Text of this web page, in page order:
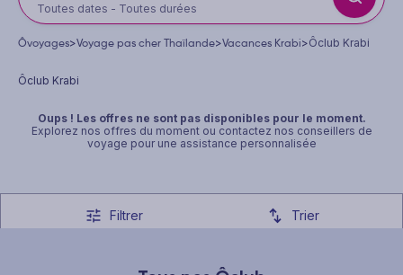
Toutes dates - Toutes durées
Ôvoyages>Voyage pas cher Thaïlande>Vacances Krabi>Ôclub Krabi
Ôclub Krabi
Oups ! Les offres ne sont pas disponibles pour le moment.
Explorez nos offres du momentou contactez nos conseillers de
voyage pour une assistance personnalisée
Filtrer Trier